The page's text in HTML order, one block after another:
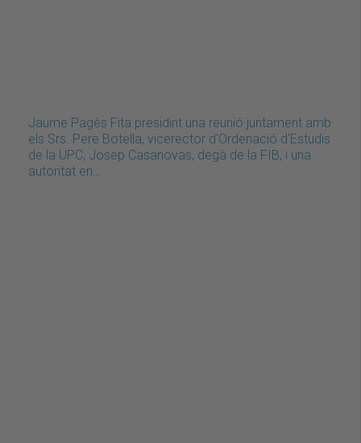
Jaume Pagès Fita presidint una reunió juntament amb
els Srs. Pere Botella, vicerector d'Ordenació d'Estudis
de la UPC, Josep Casanovas, degà de la FIB, i una
autoritat en…